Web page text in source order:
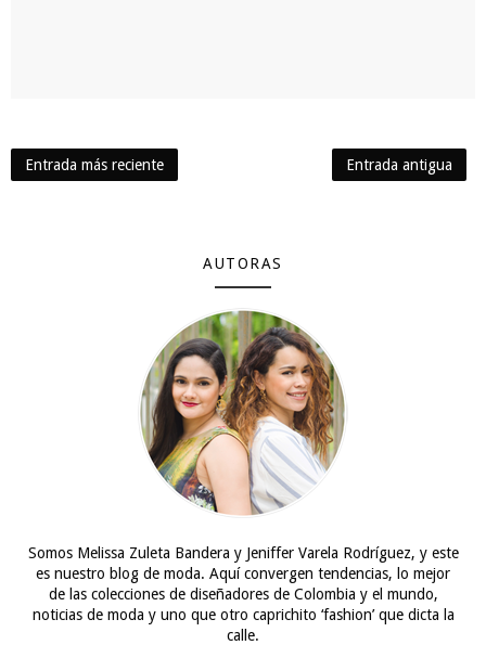
Entrada más reciente Entrada antigua
AUTORAS
Somos Melissa Zuleta Bandera y Jeniffer Varela Rodríguez, y este
es nuestro blog de moda. Aquí convergen tendencias, lo mejor
de las colecciones de diseñadores de Colombia y el mundo,
noticias de moda y uno que otro caprichito ‘fashion’ que dicta la
calle.